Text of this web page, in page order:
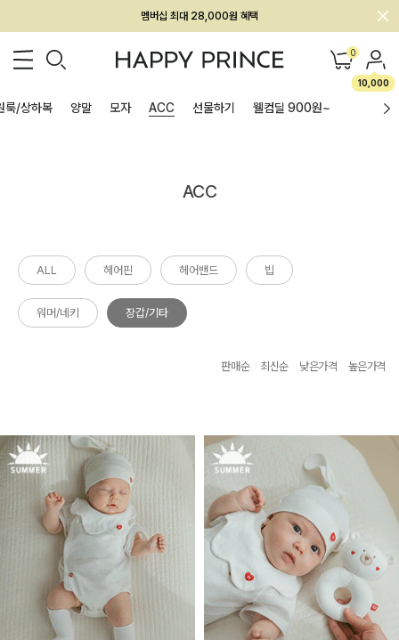
멤버십 최대 28,000원 혜택
0
10,000
룩/상하복 양말 모자 ACC 선물하기 웰컴딜 900원~
ACC
ALL 헤어핀 헤어밴드 빕
워머/네키 장갑/기타
판매순 최신순 낮은가격 높은가격